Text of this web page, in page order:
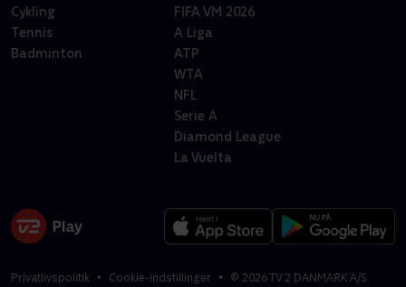
Cykling
Tennis
Badminton
FIFA VM 2026
A Liga
ATP
WTA
NFL
Serie A
Diamond League
La Vuelta
Privatlivspolitik Cookie-indstillinger © 2026TV 2 DANMARK A/S